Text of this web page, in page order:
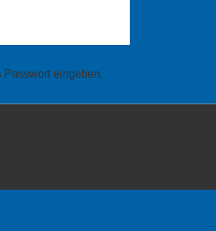
Passwort eingeben.